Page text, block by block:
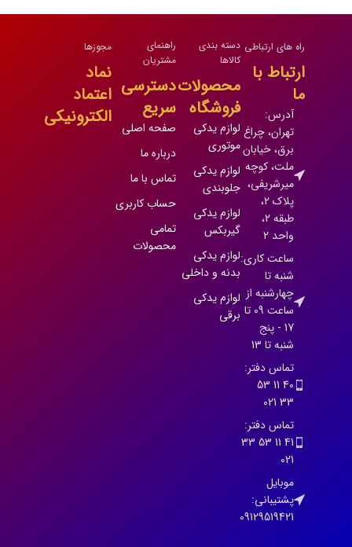
راه های ارتباطی
ارتباط با
ما
آدرس:
تهران، چراغ
برق، خیابان
ملت، کوچه
میرشریفی،
پلاک 2،
طبقه 2،
واحد 2
ساعت کاری:
شنبه تا
چهارشنبه از
ساعت 09 تا
17 - پنج
شنبه تا 13
تماس دفتر:
40 11 53
33 021
تماس دفتر:
41 11 53 33
021
موبایل
پشتیبانی:
09129519421
دسته بندی
کالاها
محصولات
فروشگاه
لوازم یدکی
موتوری
لوازم یدکی
جلوبندی
لوازم یدکی
گیربکس
لوازم یدکی
بدنه و داخلی
لوازم یدکی
برقی
راهنمای
مشتریان
دسترسی
سریع
صفحه اصلی
درباره ما
تماس با ما
حساب کاربری
تمامی
محصولات
مجوزها
نماد
اعتماد
الکترونیکی